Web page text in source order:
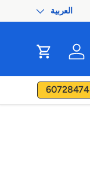
to content
اللغة
العربية
Log in
Cart
60728474